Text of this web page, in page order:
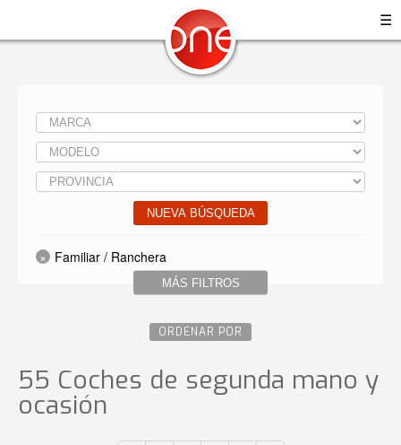
☰
NUEVA BÚSQUEDA
MÁS FILTROS
Familiar / Ranchera
ORDENAR POR
55 Coches de segunda mano y
ocasión